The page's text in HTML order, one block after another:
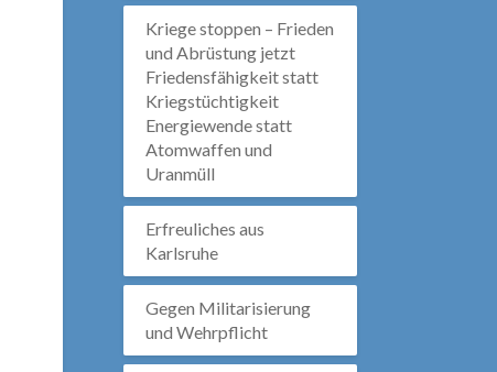
Kriege stoppen – Frieden
und Abrüstung jetzt
Friedensfähigkeit statt
Kriegstüchtigkeit
Energiewende statt
Atomwaffen und
Uranmüll
Erfreuliches aus
Karlsruhe
Gegen Militarisierung
und Wehrpflicht